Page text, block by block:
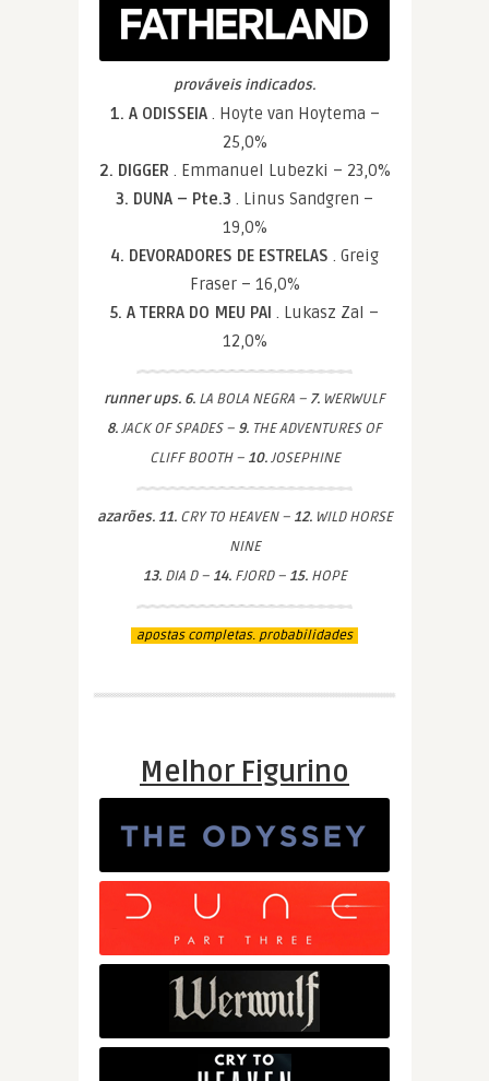
prováveis indicados.
1. A ODISSEIA . Hoyte van Hoytema –
25,0%
2. DIGGER . Emmanuel Lubezki – 23,0%
3. DUNA – Pte.3 . Linus Sandgren –
19,0%
4. DEVORADORES DE ESTRELAS . Greig
Fraser – 16,0%
5. A TERRA DO MEU PAI . Lukasz Zal –
12,0%
runner ups. 6. LA BOLA NEGRA – 7. WERWULF
8.JACK OF SPADES – 9. THE ADVENTURES OF
CLIFF BOOTH – 10.JOSEPHINE
azarões. 11.CRY TO HEAVEN – 12.WILD HORSE
NINE
13.DIA D – 14.FJORD – 15.HOPE
apostas completas. probabilidades
Melhor Figurino